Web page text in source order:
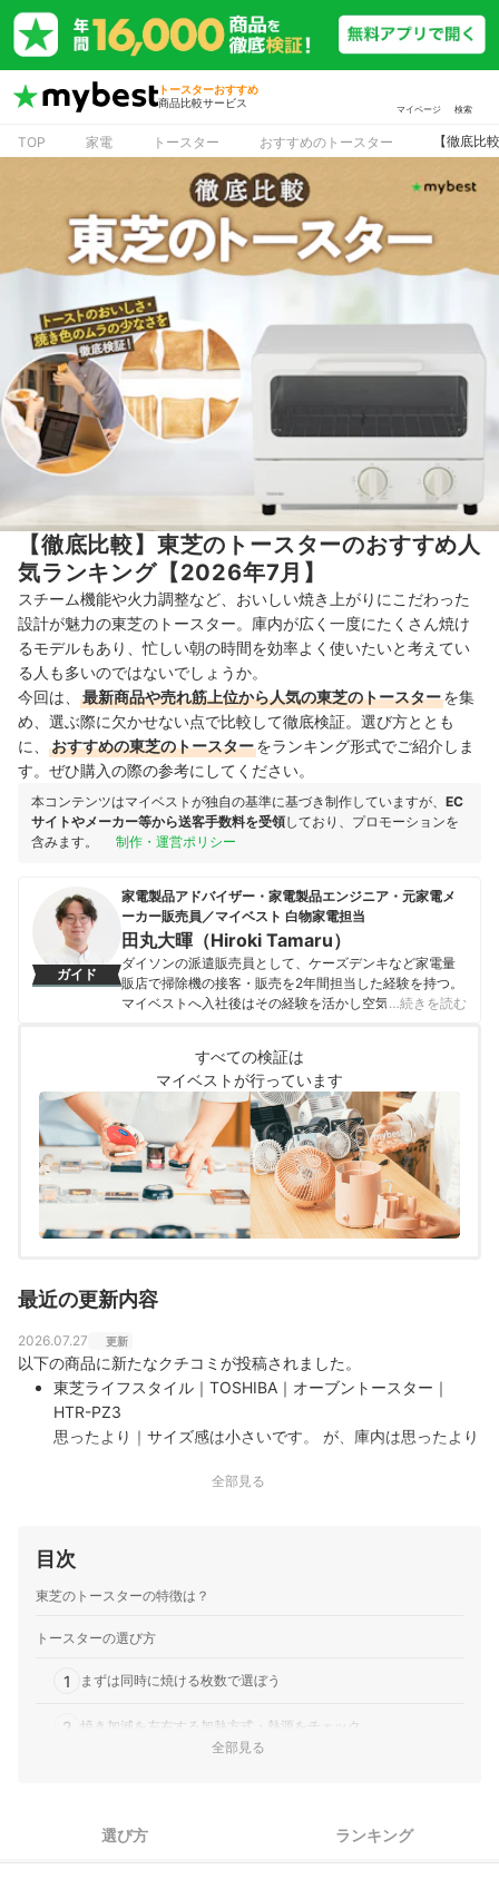
トースターおすすめ
商品比較サービス
マイページ 検索
TOP 家電 トースター おすすめのトースター 【徹底比
【徹底比較】東芝のトースターのおすすめ人
気ランキング【2026年7月】
スチーム機能や火力調整など、おいしい焼き上がりにこだわった
設計が魅力の東芝のトースター。庫内が広く一度にたくさん焼け
るモデルもあり、忙しい朝の時間を効率よく使いたいと考えてい
る人も多いのではないでしょうか。
今回は、
最新商品や売れ筋上位から人気の東芝のトースターを集
め、選ぶ際に欠かせない点で比較して徹底検証。選び方ととも
に、
おすすめの東芝のトースターをランキング形式でご紹介しま
す。ぜひ購入の際の参考にしてください。
本コンテンツはマイベストが独自の基準に基づき制作していますが、 EC
サイトやメーカー等から送客手数料を受領しており、プロモーションを
含みます。
制作・運営ポリシー
ガイド
家電製品アドバイザー・家電製品エンジニア・元家電メ
ーカー販売員／マイベスト 白物家電担当
田丸大暉（Hiroki Tamaru）
ダイソンの派遣販売員として、ケーズデンキなど家電量
販店で掃除機の接客・販売を2年間担当した経験を持つ。
マイベストへ入社後はその経験を活かし空気清浄機・除
ガイドを担当し、日立やシャープ、パナソニックなどの
総合家電メーカーから、ダイニチ工業・Sharkなどの専門
メーカーまで、150以上の家電製品を比較検証してきた。
毎日使う家電製品だからこそ、本当によい商品を誰もが
簡単に選べるように、性能はもちろん省エネ性能やお手
入れのしやすさまでひとつひとつ丁寧に確認しながらコ
ンテンツ制作を行う。
田丸大暉（Hiroki Tamaru）のプロフィール
…続きを読む
すべての検証は
マイベストが行っています
最近の更新内容
2026.07.27 更新
以下の商品に新たなクチコミが投稿されました。
東芝ライフスタイル｜TOSHIBA｜オーブントースター｜
HTR-PZ3
思ったより｜サイズ感は小さいです。 が、庫内は思ったより
ーパー等で売っているピザがそのまんま入ります。
全部見る
目次
東芝のトースターの特徴は？
トースターの選び方
1 まずは同時に焼ける枚数で選ぼう
2 焼き加減を左右する加熱方式・熱源をチェック
掃除のしやすさで選ぼう
全部見る
選び方 ランキング